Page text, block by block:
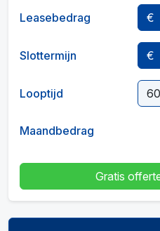
Leasebedrag €
Slottermijn €
Looptijd
Maandbedrag
Gratis